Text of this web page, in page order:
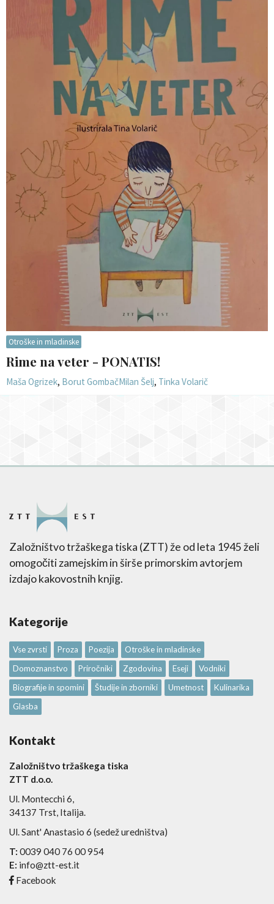
Otroške in mladinske
Rime na veter - PONATIS!
Maša Ogrizek, Borut GombačMilan Šelj, Tinka Volarič
Založništvo tržaškega tiska (ZTT) že od leta 1945 želi
omogočiti zamejskim in širše primorskim avtorjem
izdajo kakovostnih knjig.
Kategorije
Vse zvrsti Proza Poezija
Otroške in mladinske
Domoznanstvo
Priročniki Zgodovina Eseji
Vodniki
Biografije in spomini
Študije in zborniki Umetnost
Kulinarika
Glasba
Kontakt
Založništvo tržaškega tiska
ZTT d.o.o.
Ul. Montecchi 6,
34137 Trst, Italija.
Ul. Sant' Anastasio 6 (sedež uredništva)
T: 0039 040 76 00 954
E: info@ztt-est.it
Facebook